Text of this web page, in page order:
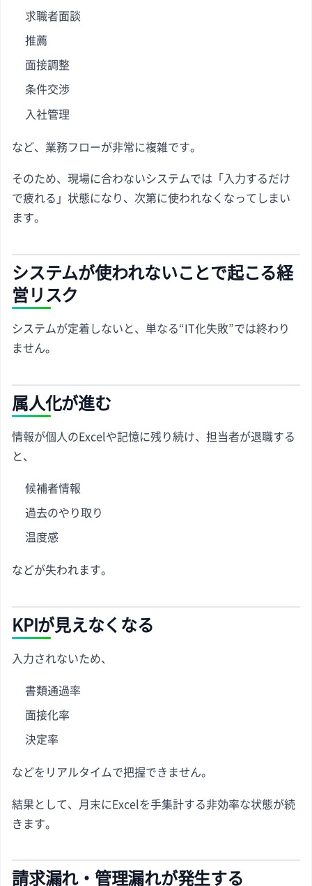
求職者面談
推薦
面接調整
条件交渉
入社管理
など、業務フローが非常に複雑です。
そのため、現場に合わないシステムでは「入力するだけ
で疲れる」状態になり、次第に使われなくなってしまい
ます。
システムが使われないことで起こる経
営リスク
システムが定着しないと、単なる“IT化失敗”では終わり
ません。
属人化が進む
情報が個人のExcelや記憶に残り続け、担当者が退職する
と、
候補者情報
過去のやり取り
温度感
などが失われます。
KPIが見えなくなる
入力されないため、
書類通過率
面接化率
決定率
などをリアルタイムで把握できません。
結果として、月末にExcelを手集計する非効率な状態が続
きます。
請求漏れ・管理漏れが発生する